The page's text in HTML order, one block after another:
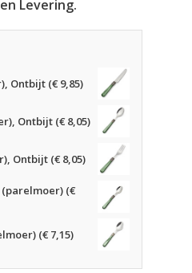
Levering.
Ontbijt (€ 9,85)
Ontbijt (€ 8,05)
Ontbijt (€ 8,05)
(€
(€ 7,15)